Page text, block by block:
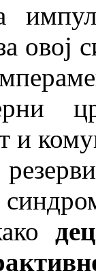
овој
и